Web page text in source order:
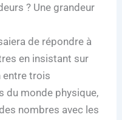
? Une grandeur
de répondre à
en insistant sur
entre trois
du monde physique,
nombres avec les